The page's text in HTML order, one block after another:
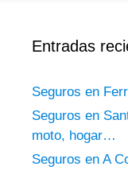
Entradas
Seguros en
Seguros en
moto, hogar…
Seguros en A